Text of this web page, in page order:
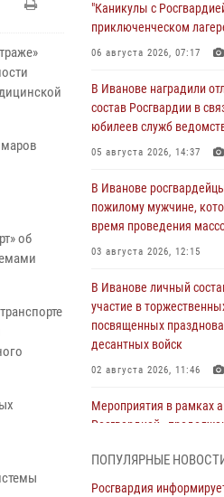
об
"Каникулы с
приключенческом
06 августа 2026, 07:17
В Иванове наградили
состав Росгвардии в
юбилеев служб
05 августа 2026, 14:37
В Иванове
пожилому мужчине,
время проведения
03 августа 2026, 12:15
В Иванове личный
участие в
посвященных
десантных войск
02 августа 2026, 11:46
Мероприятия в рамках
Росгвардией»
ПОПУЛЯРНЫЕ
Росгвардия